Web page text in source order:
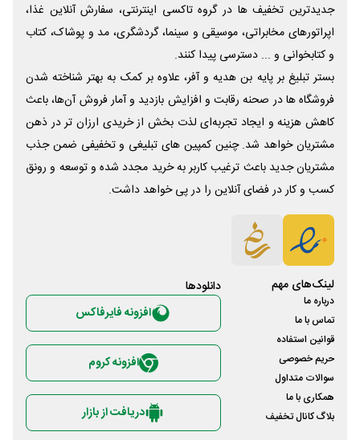
جدیدترین تخفیف ها در گروه تاکسی اینترنتی، سفارش آنلاین غذا،
اپراتورهای مخابراتی، موسیقی و سینما، گردشگری، مد و پوشاک، کتاب
و کتابخوانی و ... دسترسی پیدا کنند.
بستر تبلیغ بر پایه بن هدیه و آفر، علاوه بر کمک به بهتر شناخته شدن
فروشگاه ها در صحنه رقابت و افزایش بازدید و آمار فروش آن‌ها، باعث
کاهش هزینه و ایجاد تجربه‌ای لذت بخش از خریدی ارزان تر در ذهن
مشتریان خواهد شد. چنین کمپین های تبلیغی و تخفیفی ضمن جذب
مشتریان جدید باعث ترغیب کاربر به خرید مجدد شده و توسعه و رونق
کسب و کار در فضای آنلاین را در پی خواهد داشت.
لینک‌های مهم
درباره ما
تماس با ما
قوانین استفاده
حریم خصوصی
سوالات متداول
همکاری با ما
بلاگ کانال تخفیف
دانلود‌ها
افزونه فایرفاکس
افزونه کروم
دریافت از بازار